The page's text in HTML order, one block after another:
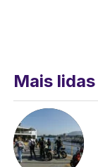
Mais lidas